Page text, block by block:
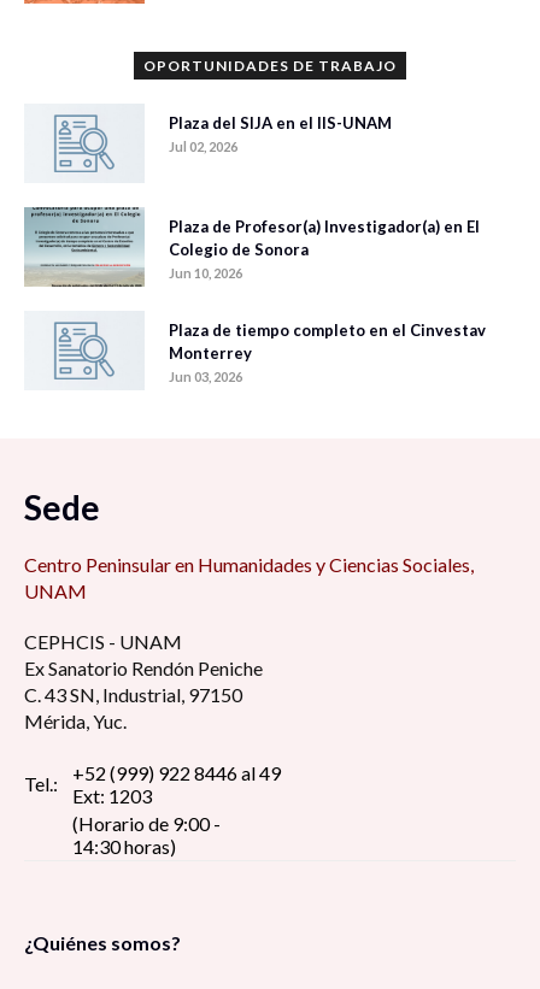
OPORTUNIDADES DE TRABAJO
Plaza del SIJA en el IIS-UNAM
Jul 02, 2026
Plaza de Profesor(a) Investigador(a) en El
Colegio de Sonora
Jun 10, 2026
Plaza de tiempo completo en el Cinvestav
Monterrey
Jun 03, 2026
Sede
Centro Peninsular en Humanidades y Ciencias Sociales,
UNAM
CEPHCIS - UNAM
Ex Sanatorio Rendón Peniche
C. 43 SN, Industrial, 97150
Mérida, Yuc.
Tel.:
+52 (999) 922 8446 al 49
Ext: 1203
(Horario de 9:00 -
14:30 horas)
¿Quiénes somos?